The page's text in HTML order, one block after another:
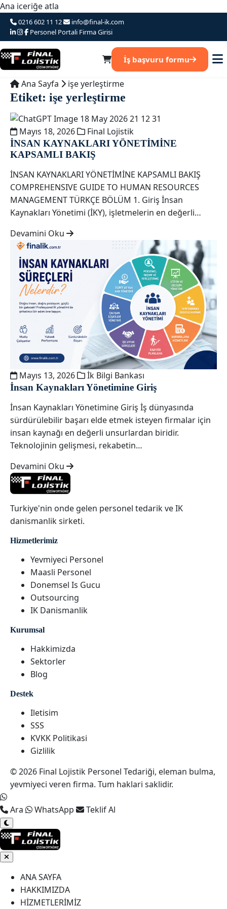
Ana iceriğe atla
0216 602 11 12
info@final-ik.com
Personel Portali Firma Girisi
İş başvuru formu
Ana Sayfa işe yerleştirme
Etiket: işe yerleştirme
Mayıs 18, 2026 Final Lojistik
İNSAN KAYNAKLARI YÖNETİMİNE
KAPSAMLI BAKIŞ
İNSAN KAYNAKLARI YÖNETİMİNE KAPSAMLI BAKIŞ
COMPREHENSIVE GUIDE TO HUMAN RESOURCES
MANAGEMENT TÜRKÇE BÖLÜM 1. Giriş İnsan
Kaynakları Yönetimi (İKY), işletmelerin en değerli…
Devamini Oku
Mayıs 13, 2026 İk Bilgi Bankası
İnsan Kaynakları Yönetimine Giriş
İnsan Kaynakları Yönetimine Giriş İş dünyasında
sürdürülebilir başarı elde etmek isteyen firmalar için
insan kaynağı en değerli unsurlardan biridir.
Teknolojinin gelişmesi, rekabetin…
Devamini Oku
Turkiye'nin onde gelen personel tedarik ve IK
danismanlik sirketi.
Hizmetlerimiz
Yevmiyeci Personel
Maasli Personel
Donemsel Is Gucu
Outsourcing
IK Danismanlik
Kurumsal
Hakkimizda
Sektorler
Blog
Destek
Iletisim
SSS
KVKK Politikasi
Gizlilik
© 2026 Final Lojistik Personel Tedariği, eleman bulma,
yevmiyeci veren firma. Tum haklari saklidir.
Ara WhatsApp Teklif Al
ANA SAYFA
HAKKIMIZDA
HİZMETLERİMİZ